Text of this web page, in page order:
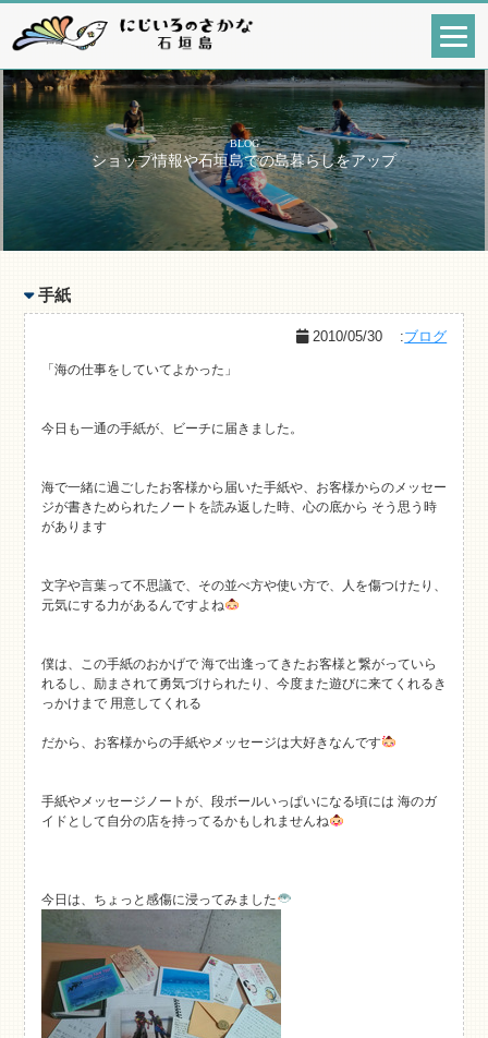
BLOG
ショップ情報や石垣島での島暮らしをアップ
手紙
2010/05/30 :ブログ
「海の仕事をしていてよかった」
今日も一通の手紙が、ビーチに届きました。
海で一緒に過ごしたお客様から届いた手紙や、お客様からのメッセー
ジが書きためられたノートを読み返した時、心の底から そう思う時
があります
文字や言葉って不思議で、その並べ方や使い方で、人を傷つけたり、
元気にする力があるんですよね
僕は、この手紙のおかげで 海で出逢ってきたお客様と繋がっていら
れるし、励まされて勇気づけられたり、今度また遊びに来てくれるき
っかけまで 用意してくれる
だから、お客様からの手紙やメッセージは大好きなんです
手紙やメッセージノートが、段ボールいっぱいになる頃には 海のガ
イドとして自分の店を持ってるかもしれませんね
今日は、ちょっと感傷に浸ってみました